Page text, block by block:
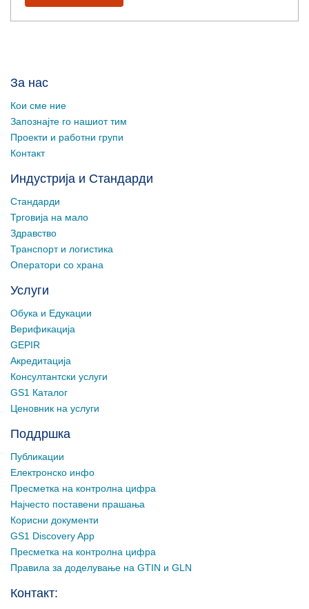
За нас
Кои сме ние
Запознајте го нашиот тим
Проекти и работни групи
Контакт
Индустрија и Стандарди
Стандарди
Трговија на мало
Здравство
Транспорт и логистика
Оператори со храна
Услуги
Обука и Едукации
Верификација
GEPIR
Акредитација
Консултантски услуги
GS1 Каталог
Ценовник на услуги
Поддршка
Публикации
Електронско инфо
Пресметка на контролна цифра
Најчесто поставени прашања
Корисни документи
GS1 Discovery App
Пресметка на контролна цифра
Правила за доделување на GTIN и GLN
Контакт: